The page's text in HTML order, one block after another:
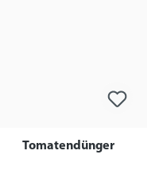
Tomatendünger